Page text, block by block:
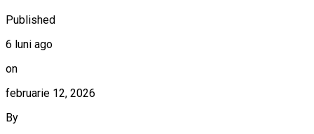
Published
6 luni ago
on
februarie 12, 2026
By